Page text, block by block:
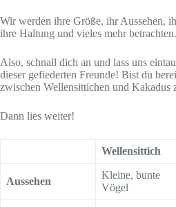
Wir werden ihre Größe, ihr Aussehen,
ihre Haltung und vieles mehr betrachten.
Also, schnall dich an und lass uns
dieser gefiederten Freunde! Bist du
zwischen Wellensittichen und Kakadus
Dann lies weiter!
Wellensittich
Aussehen
Kleine, bunte
Vögel